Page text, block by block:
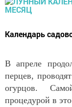
Календарь
В апреле
перцев,
огурцов.
процедурой в